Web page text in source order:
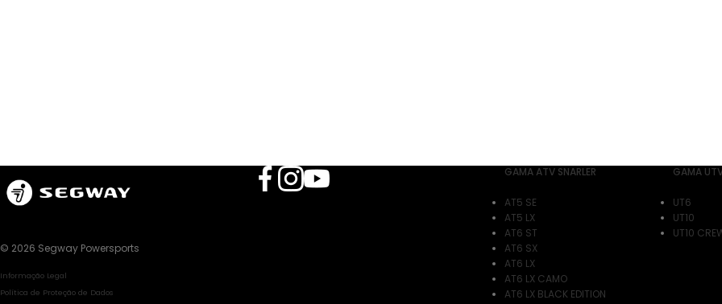
© 2026 Segway Powersports
Informação Legal
Política de Proteção de Dados
GAMA ATV SNARLER
AT5 SE
AT5 LX
AT6 ST
AT6 SX
AT6 LX
AT6 LX CAMO
AT6 LX BLACK EDITION
GAMA
UT6
UT10
UT10